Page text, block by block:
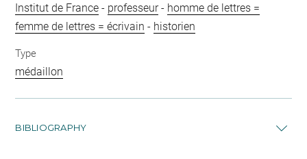
Institut de France - professeur- homme de lettres =
femme de lettres = écrivain - historien
Type
médaillon
BIBLIOGRAPHY